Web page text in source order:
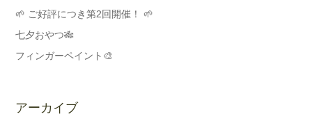
🌱 ご好評につき第2回開催！ 🌱
七夕おやつ🎋
フィンガーペイント🎨
アーカイブ